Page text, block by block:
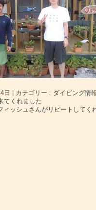
日 カテゴリー : ダイビング情
てくれました
ッシュさんがリピートしてく